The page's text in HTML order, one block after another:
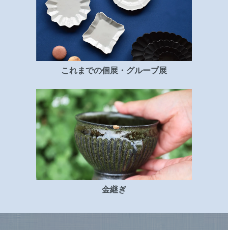
これまでの個展・グループ展
金継ぎ